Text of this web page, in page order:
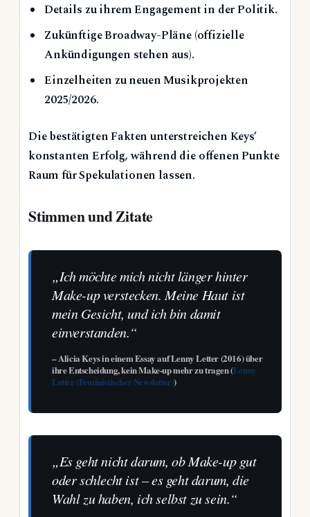
Details zu ihrem Engagement in der Politik.
Zukünftige Broadway-Pläne (offizielle
Ankündigungen stehen aus).
Einzelheiten zu neuen Musikprojekten
2025/2026.
Die bestätigten Fakten unterstreichen Keys‘
konstanten Erfolg, während die offenen Punkte
Raum für Spekulationen lassen.
Stimmen und Zitate
„Ich möchte mich nicht länger hinter
Make-up verstecken. Meine Haut ist
mein Gesicht, und ich bin damit
einverstanden.“
– Alicia Keys in einem Essay auf Lenny Letter (2016) über
ihre Entscheidung, kein Make-up mehr zu tragen (Lenny
Letter (Feministischer Newsletter))
„Es geht nicht darum, ob Make-up gut
oder schlecht ist – es geht darum, die
Wahl zu haben, ich selbst zu sein.“